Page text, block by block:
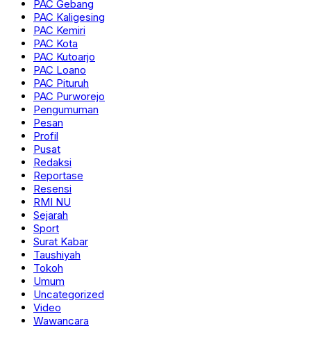
PAC Gebang
PAC Kaligesing
PAC Kemiri
PAC Kota
PAC Kutoarjo
PAC Loano
PAC Pituruh
PAC Purworejo
Pengumuman
Pesan
Profil
Pusat
Redaksi
Reportase
Resensi
RMI NU
Sejarah
Sport
Surat Kabar
Taushiyah
Tokoh
Umum
Uncategorized
Video
Wawancara